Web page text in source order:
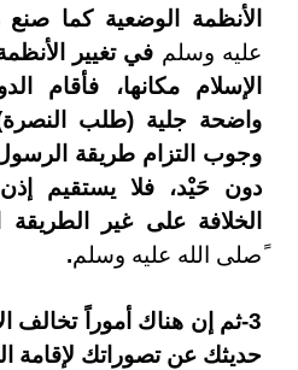
الأنظمة الوضعية كما
عليه وسلم في تغيير
الإسلام مكانها، فأقام
واضحة جلية (طلب
وجوب التزام طريقة
دون حَيْد، فلا يستقيم
الخلافة على غير الطريقة
ًصلى الله عليه وسلم.
3-ثم إن هناك أموراً تخالف
حديثك عن تصوراتك لإقامة